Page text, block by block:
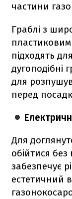
частини
Граблі з
підходять
дугоподібні
для
перед
Для
обійтися
забезпечує
естетичний